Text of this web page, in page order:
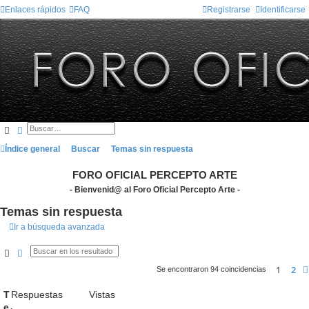
Enlaces rápidos FAQ Identificarse
Registrarse
BuscarBúsqueda avanzada
Índice general Buscar Temas sin respuesta
FORO OFICIAL PERCEPTO ARTE
- Bienvenid@ al Foro Oficial Percepto Arte -
Temas sin respuesta
Ir a búsqueda avanzada
BuscarBúsqueda avanzada
Se encontraron 94 coincidencias 1 2
T
e
Respuestas
Vistas